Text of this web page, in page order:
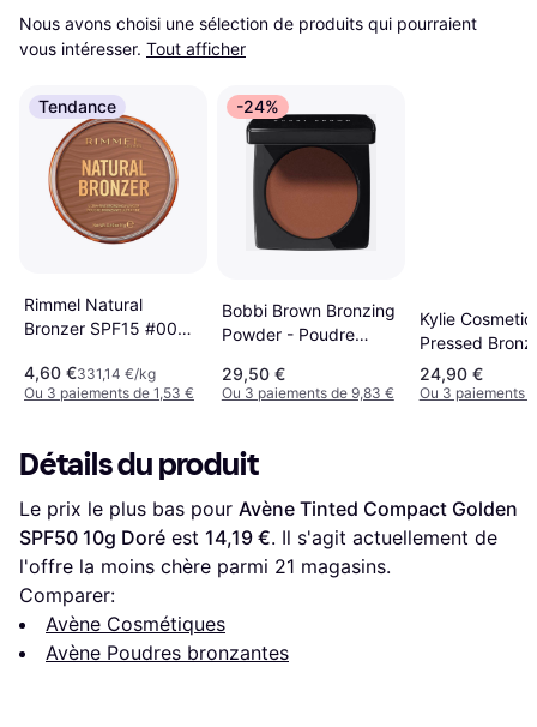
Nous avons choisi une sélection de produits qui pourraient
vous intéresser. Tout afficher
Tendance
Rimmel Natural
Bronzer SPF15 #003
4,60 €331,14 €/kg
Ou 3 paiements de 1,53 €
-24%
Bobbi Brown Bronzing
Powder - Poudre
29,50 €
Ou 3 paiements de 9,83 €
Kylie
Pressed
Powder #300
24,90 €
Ou 3 paiements
Détails du produit
Le prix le plus bas pour Avène Tinted Compact Golden
SPF50 10g Doré est 14,19 €. Il s'agit actuellement de
l'offre la moins chère parmi 21 magasins.
Comparer:
Avène Cosmétiques
Avène Poudres bronzantes